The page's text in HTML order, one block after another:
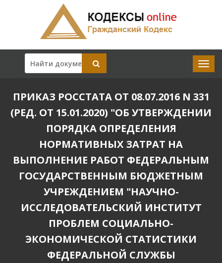
ПРИКАЗ РОССТАТА ОТ 08.07.2016 N 331
(РЕД. ОТ 15.01.2020) "ОБ УТВЕРЖДЕНИИ
ПОРЯДКА ОПРЕДЕЛЕНИЯ
НОРМАТИВНЫХ ЗАТРАТ НА
ВЫПОЛНЕНИЕ РАБОТ ФЕДЕРАЛЬНЫМ
ГОСУДАРСТВЕННЫМ БЮДЖЕТНЫМ
УЧРЕЖДЕНИЕМ "НАУЧНО-
ИССЛЕДОВАТЕЛЬСКИЙ ИНСТИТУТ
ПРОБЛЕМ СОЦИАЛЬНО-
ЭКОНОМИЧЕСКОЙ СТАТИСТИКИ
ФЕДЕРАЛЬНОЙ СЛУЖБЫ